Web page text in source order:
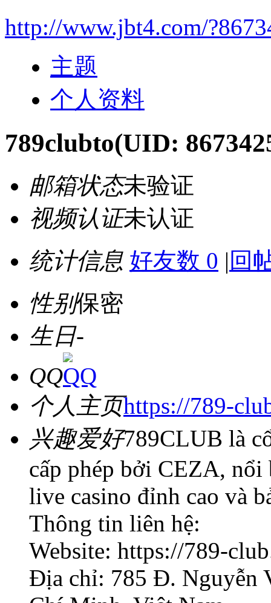
http://www.jbt4.com/
主题
个人资料
789clubto(UID:
邮箱状态未验证
视频认证未认证
统计信息 好友数 0 | 回
性别保密
生日-
QQ
个人主页https://789-
兴趣爱好789CLUB là
cấp phép bởi CEZA, nổi
live casino đỉnh cao và
Thông tin liên hệ:
Website: https://789-
Địa chỉ: 785 Đ. Nguyễn